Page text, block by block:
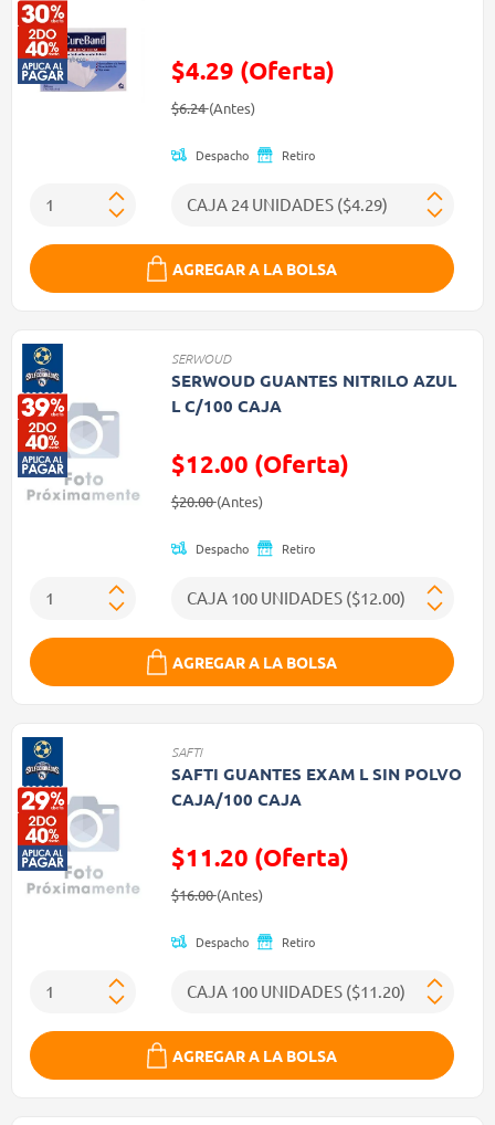
$4.29 (Oferta)
Precio reducido de
$6.24(Antes)(Oferta)
Despacho Retiro
AGREGAR A LA BOLSA
SERWOUD
SERWOUD GUANTES NITRILO AZUL
L C/100 CAJA
$12.00 (Oferta)
Precio reducido de
$20.00(Antes)(Oferta)
Despacho Retiro
AGREGAR A LA BOLSA
SAFTI
SAFTI GUANTES EXAM L SIN POLVO
CAJA/100 CAJA
$11.20 (Oferta)
Precio reducido de
$16.00(Antes)(Oferta)
Despacho Retiro
AGREGAR A LA BOLSA